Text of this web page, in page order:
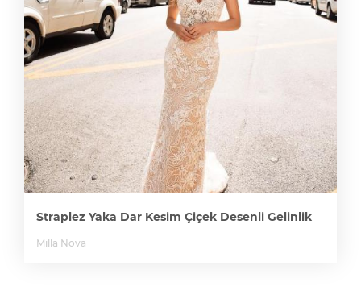
Straplez Yaka Dar Kesim Çiçek Desenli Gelinlik
Milla Nova